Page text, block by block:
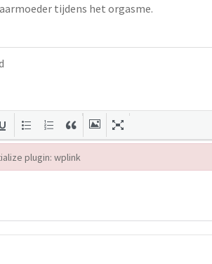
tijdens het orgasme.
plugin: wplink
plugin: wplink